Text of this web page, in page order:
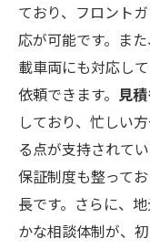
ており、フロント
応が可能です。ま
載車両にも対応し
依頼できます。 見
しており、忙しい
る点が支持されて
保証制度も整って
長です。さらに、
かな相談体制が、